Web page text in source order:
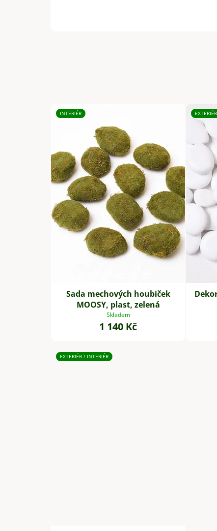
INTERIÉR
Sada mechových houbiček
MOOSY, plast, zelená
Skladem
1 140 Kč
EXTERIÉR / INTERIÉR